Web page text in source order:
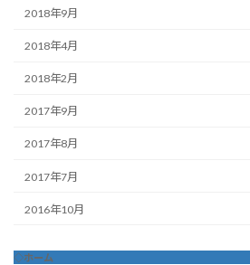
2018年9月
2018年4月
2018年2月
2017年9月
2017年8月
2017年7月
2016年10月
◇ホーム